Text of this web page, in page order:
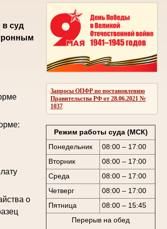
Запросы ОПФР по постановлению
Правительства РФ от 28.06.2021 №
1037
Режим работы суда (МСК)
Понедельник
08:00 – 17:00
Вторник
08:00 – 17:00
Среда
08:00 – 17:00
Четверг
08:00 – 17:00
Пятница
08:00 – 15:45
Перерыв на обед
в суд
о